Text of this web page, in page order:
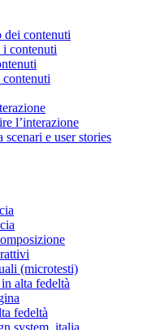
dei contenuti
contenuti
l’interazione
e user stories
(microtesti)
alta fedeltà
fedeltà
system .italia